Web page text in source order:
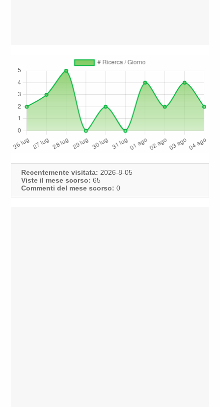
Recentemente visitata: 2026-8-05
Viste il mese scorso: 65
Commenti del mese scorso: 0